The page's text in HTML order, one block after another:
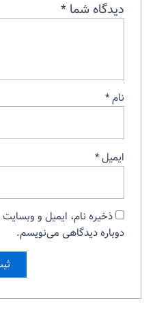
دیدگاه شما*
نام*
ایمیل*
ذخیره نام، ایمیل و
دوباره دیدگاهی می‌نویسم.